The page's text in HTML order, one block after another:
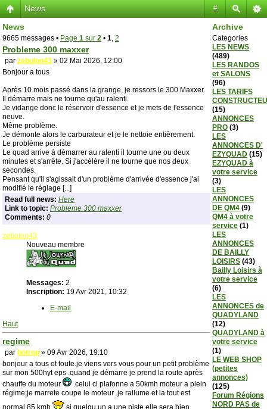
#
News
Archive
Categories
LES NEWS
(489)
LES RANDOS
et SALONS
(96)
LES TARIFS
(15)
ANNONCES
PRO (3)
LES
ANNONCES D'
EZYQUAD (15)
EZYQUAD à
votre service
(3)
LES
ANNONCES
DE QM4 (9)
QM4 à votre
service (1)
LES
ANNONCES
DE BAILLY
LOISIRS (43)
Bailly Loisirs à
votre service
(6)
LES
ANNONCES de
QUADYLAND
(12)
QUADYLAND à
votre service
(1)
LE WEB SHOP
(petites
annonces)
(125)
Forum Régions
NORD PAS de
News
9665 messages • Page 1 sur 2 • 1, 2
Probleme 300 maxxer
par zebulon43 » 02 Mai 2026, 12:00
Bonjour a tous
Après 10 mois passé dans la grange, je ressors le 300 Maxxer.
Il démarre mais ne tourne qu'au ralenti.
Je vidange donc le réservoir d'essence et je mets de l'essence
neuve.
Même problème.
Je démonte alors le carburateur et je le nettoie entièrement.
Le problème persiste
Le quad arrive à démarrer au ralenti il tourne une ou deux
minutes et s'arrête. Si j'accélère il ne tourne que nos deux
secondes.
Pensant qu'il s'agissait d'un problème d'arrivée d'essence j'ai
modifié le réglage [...]
Read full news: Here
Link to topic: Probleme 300 maxxer
Comments: 0
zebulon43
Nouveau membre
Messages: 2
Inscription: 19 Avr 2021, 10:32
E-mail
Haut
regime
par botrop » 09 Avr 2026, 19:10
bonjour a tous et toute.je viens vers vous pour un petit problème
sur mon 500hyt eps .quand je démarre je prend la route après
chauffe du moteur
.celui ci plafonne a 50kmh moteur a plein
régime;je marrete coupe le moteur .je rallume et la tout est
normal 85 kmh
si quelqu,un a une piste elle sera bien